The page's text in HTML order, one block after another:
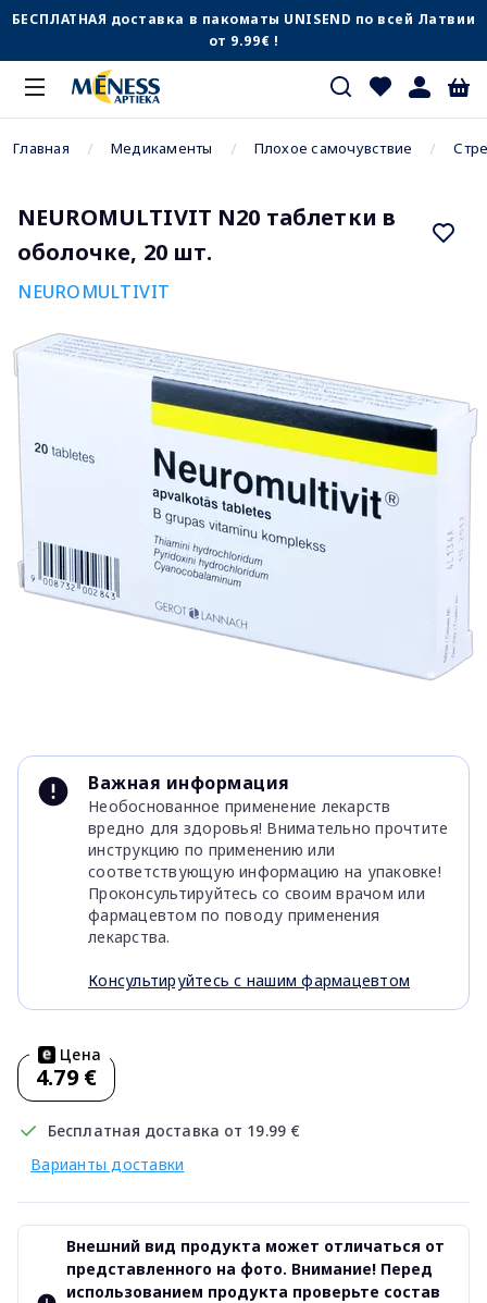
БЕСПЛАТНАЯ доставка в пакоматы UNISEND по всей Латвии
от 9.99€ !
Главная Медикаменты Плохое самочувствие
NEUROMULTIVIT N20 таблетки в
оболочке, 20 шт.
NEUROMULTIVIT
Важная информация
Необоснованное применение лекарств
вредно для здоровья! Внимательно прочтите
инструкцию по применению или
соответствующую информацию на упаковке!
Проконсультируйтесь со своим врачом или
фармацевтом по поводу применения
лекарства.
Консультируйтесь с нашим фармацевтом
Цена
4.79 €
Бесплатная доставка от 19.99 €
Варианты доставки
Внешний вид продукта может отличаться от
представленного на фото. Внимание! Перед
использованием продукта проверьте состав